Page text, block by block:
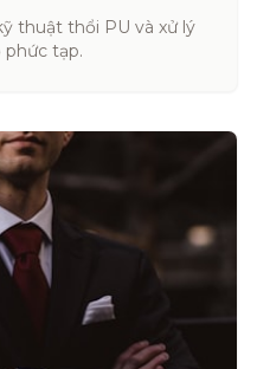
thuật thổi PU và xử lý
phức tạp.